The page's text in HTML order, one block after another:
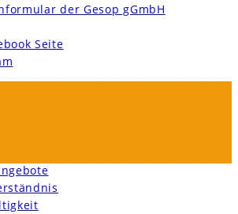
der Gesop gGmbH
Seite